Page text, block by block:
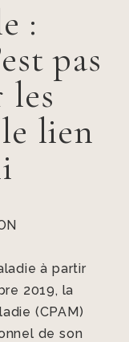
:
pas
les
lien
à partir
2019, la
(CPAM)
de son